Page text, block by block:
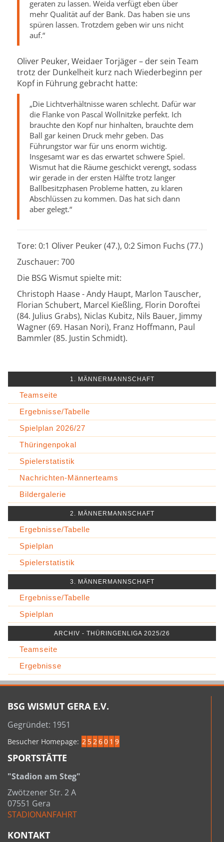
geraten zu lassen. Weida verfügt eben über
mehr Qualität auf der Bank. Das haben sie uns
spüren lassen. Trotzdem geben wir uns nicht
auf.“
Oliver Peuker, Weidaer Torjäger – der sein Team
trotz der Dunkelheit kurz nach Wiederbeginn per
Kopf in Führung gebracht hatte:
„Die Lichtverhältnisse waren schlecht. Dafür war
die Flanke von Pascal Wollnitzke perfekt. Ich
brauchte den Kopf nur hinhalten, brauchte dem
Ball gar keinen Druck mehr geben. Das
Führungstor war für uns enorm wichtig.
Insgesamt war es das erwartet schwere Spiel.
Wismut hat die Räume geschickt verengt, sodass
wir gerade in der ersten Hälfte trotz langer
Ballbesitzphasen Probleme hatten, zu klaren
Abschlüssen zu kommen. Das hat sich dann
aber gelegt.“
Tore: 0:1 Oliver Peuker (47.), 0:2 Simon Fuchs (77.)
Zuschauer: 700
Die BSG Wismut spielte mit:
Christoph Haase - Andy Haupt, Marlon Tauscher,
Florian Schubert, Marcel Kießling, Florin Doroftei
(84. Julius Grabs), Niclas Kubitz, Nils Bauer, Jimmy
Wagner (69. Hasan Nori), Franz Hoffmann, Paul
Bammler (85. Justin Schmidt).
1. MÄNNERMANNSCHAFT
Teamseite
Ergebnisse/Tabelle
Spielplan 2026/27
Thüringenpokal
Spielerstatistik
Nachrichten-Männerteams
Bildergalerie
2. MÄNNERMANNSCHAFT
Ergebnisse/Tabelle
Spielplan
Spielerstatistik
3. MÄNNERMANNSCHAFT
Ergebnisse/Tabelle
Spielplan
ARCHIV - THÜRINGENLIGA 2025/26
Teamseite
Ergebnisse
BSG WISMUT GERA E.V.
Gegründet: 1951
Besucher Homepage: 2 5260 1 9
SPORTSTÄTTE
"Stadion am Steg"
Zwötzener Str. 2 A
07551 Gera
STADIONANFAHRT
KONTAKT